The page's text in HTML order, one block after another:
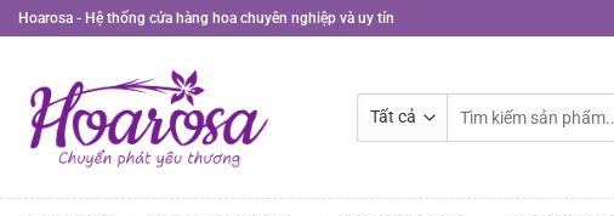
Bỏ
qua
dung
Hoarosa - Hệ thống cửa hàng hoa chuyên nghiệp và uy tín
kiếm: